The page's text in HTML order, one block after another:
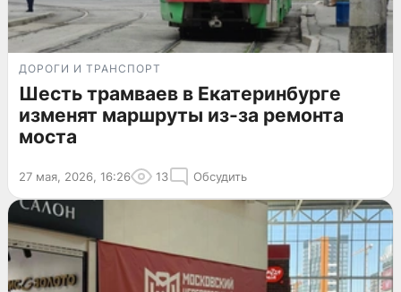
ДОРОГИ И ТРАНСПОРТ
Шесть трамваев в Екатеринбурге
изменят маршруты из-за ремонта
моста
27 мая, 2026, 16:26 13 Обсудить